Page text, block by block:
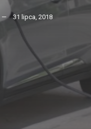
31 lipca, 2018